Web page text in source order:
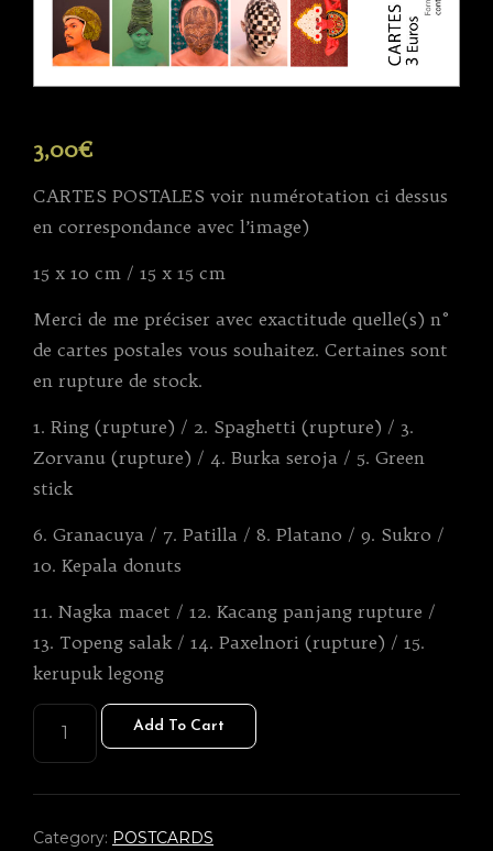
3,00€
CARTES POSTALES voir numérotation ci dessus
en correspondance avec l’image)
15 x 10 cm / 15 x 15 cm
Merci de me préciser avec exactitude quelle(s) n°
de cartes postales vous souhaitez. Certaines sont
en rupture de stock.
1. Ring (rupture) / 2. Spaghetti (rupture) / 3.
Zorvanu (rupture) / 4. Burka seroja / 5. Green
stick
6. Granacuya / 7. Patilla / 8. Platano / 9. Sukro /
10. Kepala donuts
11. Nagka macet / 12. Kacang panjang rupture /
13. Topeng salak / 14. Paxelnori (rupture) / 15.
kerupuk legong
CARTES
POSTALES
/
X
Add To Cart
Category: POSTCARDS